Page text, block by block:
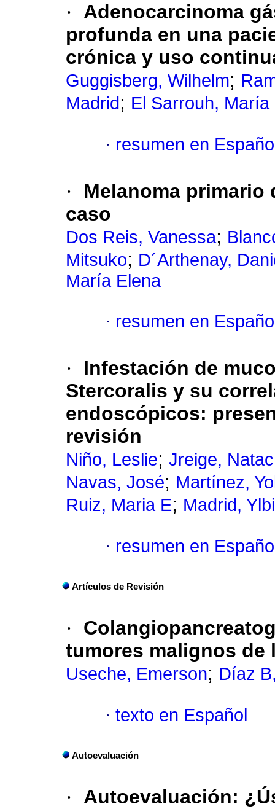
·
Adenocarcinoma
profunda en una
crónica y uso
Guggisberg, Wilhelm;
Madrid ; El Sarrouh, María
· resumen en
·
Melanoma primario
caso
Dos Reis, Vanessa;
Mitsuko; D´Arthenay,
María Elena
· resumen en
·
Infestación de
Stercoralis y su
endoscópicos:
revisión
Niño, Leslie; Jreige,
Navas, José; Martínez,
Ruiz, Maria E; Madrid,
· resumen en
Artículos de Revisión
·
tumores malignos de
Useche, Emerson; Díaz
· texto en Español
Autoevaluación
· Autoevaluación: